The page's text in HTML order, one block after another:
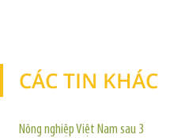
CÁC TIN KHÁC
Nông nghiệp Việt Nam sau 3